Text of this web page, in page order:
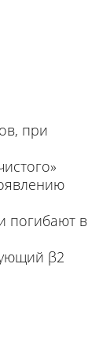
при
погибают в
β2